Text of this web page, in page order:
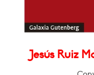
Jesús Ruiz